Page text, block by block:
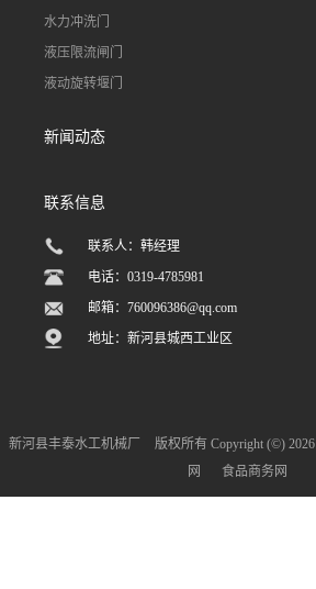
水力冲洗门
液压限流闸门
液动旋转堰门
新闻动态
联系信息
联系人：韩经理
电话：0319-4785981
邮箱：760096386@qq.com
地址：新河县城西工业区
新河县丰泰水工机械厂 版权所有 Copyright (©) 2026
网
食品商务网